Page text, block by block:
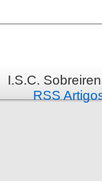
I.S.C.
RSS